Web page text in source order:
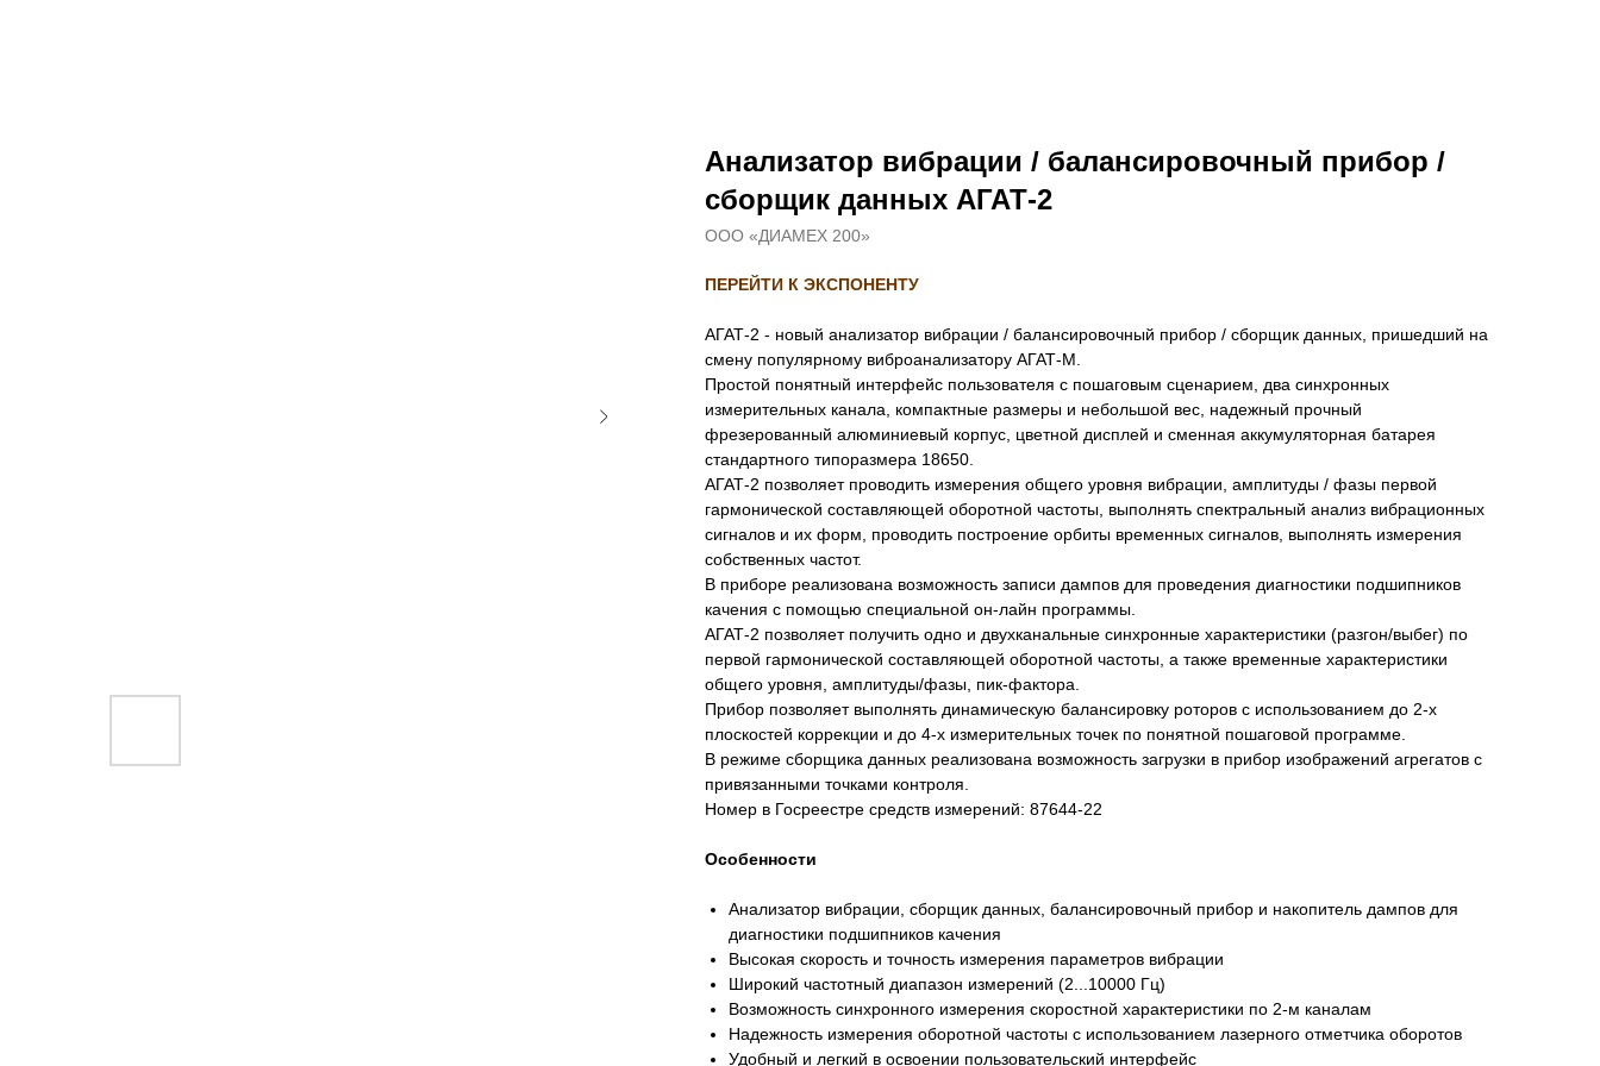
Анализатор вибрации / балансировочный прибор /
сборщик данных АГАТ-2
ООО «ДИАМЕХ 200»
ПЕРЕЙТИ К ЭКСПОНЕНТУ
АГАТ-2 - новый анализатор вибрации / балансировочный прибор / сборщик данных, пришедший на
смену популярному виброанализатору АГАТ-М.
Простой понятный интерфейс пользователя с пошаговым сценарием, два синхронных
измерительных канала, компактные размеры и небольшой вес, надежный прочный
фрезерованный алюминиевый корпус, цветной дисплей и сменная аккумуляторная батарея
стандартного типоразмера 18650.
АГАТ-2 позволяет проводить измерения общего уровня вибрации, амплитуды / фазы первой
гармонической составляющей оборотной частоты, выполнять спектральный анализ вибрационных
сигналов и их форм, проводить построение орбиты временных сигналов, выполнять измерения
собственных частот.
В приборе реализована возможность записи дампов для проведения диагностики подшипников
качения с помощью специальной он-лайн программы.
АГАТ-2 позволяет получить одно и двухканальные синхронные характеристики (разгон/выбег) по
первой гармонической составляющей оборотной частоты, а также временные характеристики
общего уровня, амплитуды/фазы, пик-фактора.
Прибор позволяет выполнять динамическую балансировку роторов с использованием до 2-х
плоскостей коррекции и до 4-х измерительных точек по понятной пошаговой программе.
В режиме сборщика данных реализована возможность загрузки в прибор изображений агрегатов с
привязанными точками контроля.
Номер в Госреестре средств измерений: 87644-22
Особенности
Анализатор вибрации, сборщик данных, балансировочный прибор и накопитель дампов для
диагностики подшипников качения
Высокая скорость и точность измерения параметров вибрации
Широкий частотный диапазон измерений (2...10000 Гц)
Возможность синхронного измерения скоростной характеристики по 2-м каналам
Надежность измерения оборотной частоты с использованием лазерного отметчика оборотов
Удобный и легкий в освоении пользовательский интерфейс